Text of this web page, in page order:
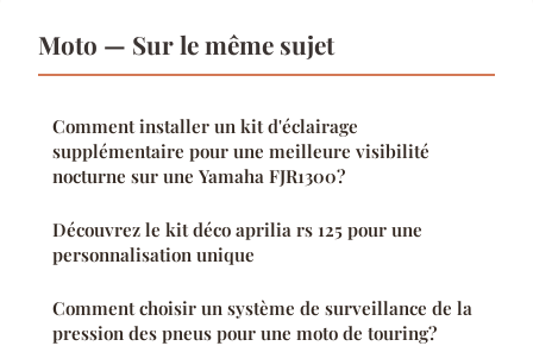
Moto — Sur le même sujet
Comment installer un kit d'éclairage
supplémentaire pour une meilleure visibilité
nocturne sur une Yamaha FJR1300?
Découvrez le kit déco aprilia rs 125 pour une
personnalisation unique
Comment choisir un système de surveillance de la
pression des pneus pour une moto de touring?